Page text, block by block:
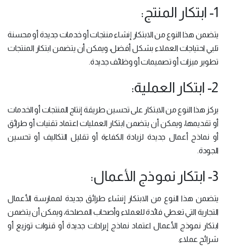
1- ابتكار المنتج:
يتضمن هذا النوع من الابتكار إنشاء منتجات أو خدمات جديدة أو محسنة
تلبي احتياجات العملاء بشكل أفضل، ويمكن أن يتضمن ابتكار المنتجات
تطوير ميزات أو تصميمات أو وظائف جديدة.
2- ابتكار العملية:
يركز هذا النوع من الابتكار على تحسين طريقة إنتاج المنتجات أو الخدمات
أو تقديمها، ويمكن أن يتضمن ابتكار العمليات اعتماد تقنيات أو طرائق
أو نماذج أعمال جديدة لزيادة الكفاءة أو تقليل التكاليف أو تحسين
الجودة.
3- ابتكار نموذج الأعمال:
يتضمن هذا النوع من الابتكار إنشاء طرائق جديدة لممارسة الأعمال
التجارية التي تعطي فائدة للعملاء وأصحاب المصلحة، ويمكن أن يتضمن
ابتكار نموذج الأعمال اعتماد نماذج إيرادات جديدة أو قنوات توزيع أو
شرائح عملاء.